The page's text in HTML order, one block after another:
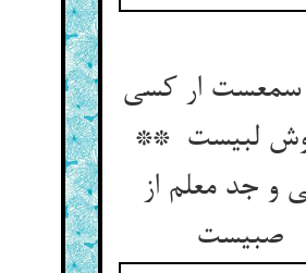
ار کسی
لبیست **
و جد معلم از